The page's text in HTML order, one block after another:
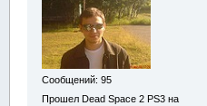
Сообщений: 95
Прошел Dead Space 2 PS3 на